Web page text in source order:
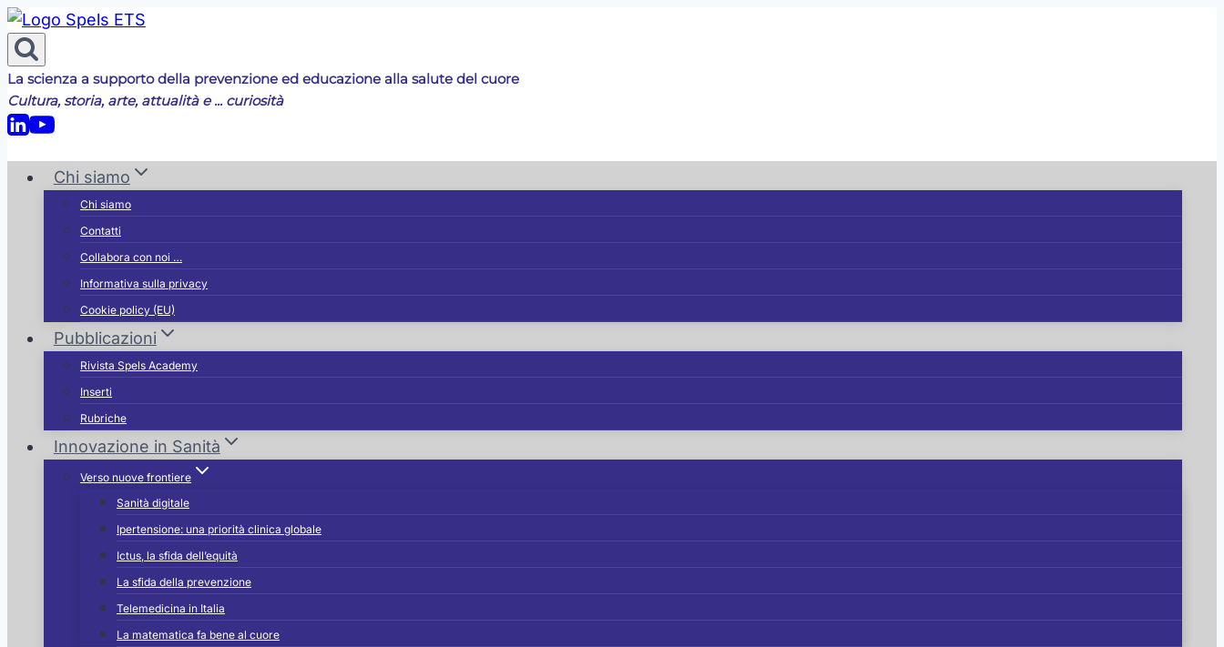
Salta
al
contenuto
La scienza a supporto della prevenzione ed educazione alla salute del cuore
Cultura, storia, arte, attualità e ... curiosità
Chi siamo
Chi siamo
Contatti
Collabora con noi …
Informativa sulla privacy
Cookie policy (EU)
Pubblicazioni
Rivista Spels Academy
Inserti
Rubriche
Innovazione in Sanità
Verso nuove frontiere
Sanità digitale
Ipertensione: una priorità clinica globale
Ictus, la sfida dell’equità
La sfida della prevenzione
Telemedicina in Italia
La matematica fa bene al cuore